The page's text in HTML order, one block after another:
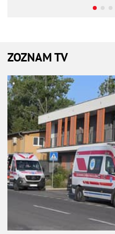
ZOZNAM TV